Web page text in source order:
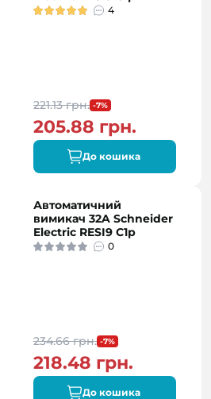
4
221.13 грн. -7%
205.88 грн.
До кошика
Автоматичний
вимикач 32A Schneider
Electric RESI9 C1р
0
234.66 грн. -7%
218.48 грн.
До кошика